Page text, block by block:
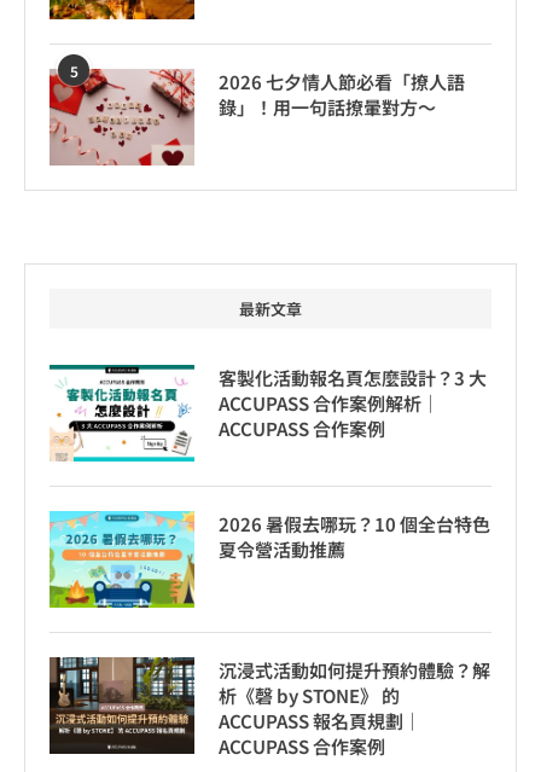
5
2026 七夕情人節必看「撩人語
錄」！用一句話撩暈對方～
最新文章
客製化活動報名頁怎麼設計？3 大
ACCUPASS 合作案例解析｜
ACCUPASS 合作案例
2026 暑假去哪玩？10 個全台特色
夏令營活動推薦
沉浸式活動如何提升預約體驗？解
析《磬 by STONE》 的
ACCUPASS 報名頁規劃｜
ACCUPASS 合作案例